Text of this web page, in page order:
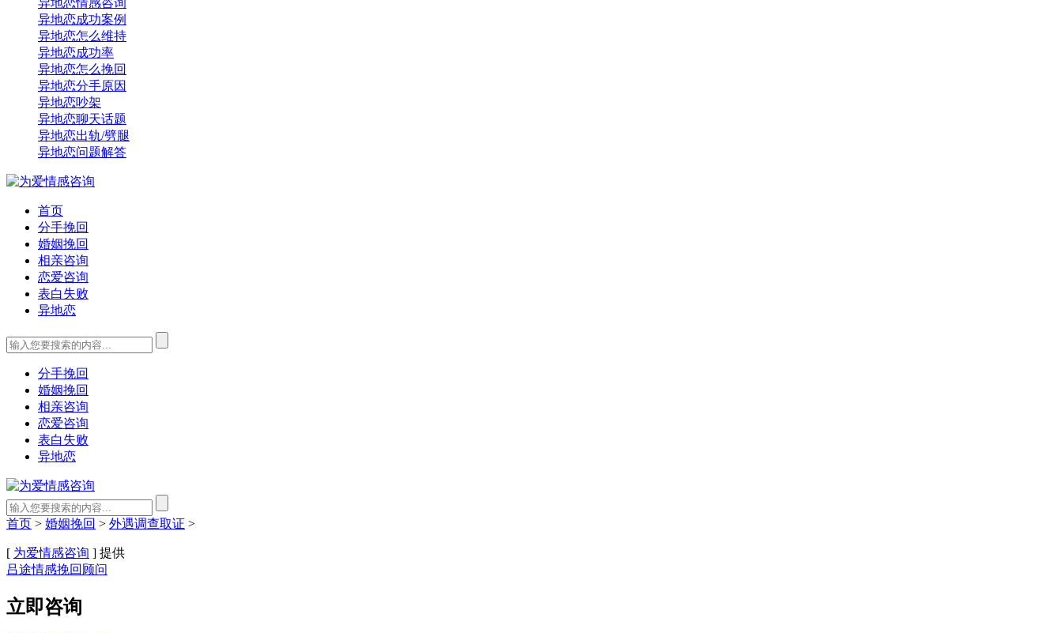
异地恋情感咨询
异地恋成功案例
异地恋怎么维持
异地恋成功率
异地恋怎么挽回
异地恋分手原因
异地恋吵架
异地恋聊天话题
异地恋出轨/劈腿
异地恋问题解答
首页
分手挽回
婚姻挽回
相亲咨询
恋爱咨询
表白失败
异地恋
分手挽回
婚姻挽回
相亲咨询
恋爱咨询
表白失败
异地恋
首页 > 婚姻挽回 > 外遇调查取证 >
[ 为爱情感咨询 ] 提供
吕途情感挽回顾问
立即咨询